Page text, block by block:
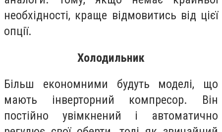
необхідності, краще відмовитись від цієї
опції.
Холодильник
Більш економними будуть моделі, що
мають інверторний компресор. Він
постійно увімкнений і автоматично